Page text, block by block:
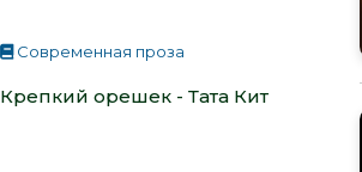
Современная проза
Крепкий орешек - Тата Кит